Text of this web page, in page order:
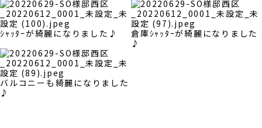
ｼｬｯﾀｰが綺麗になりました♪
倉庫ｼｬｯﾀｰが綺麗になりました
♪
バルコニーも綺麗になりました
♪